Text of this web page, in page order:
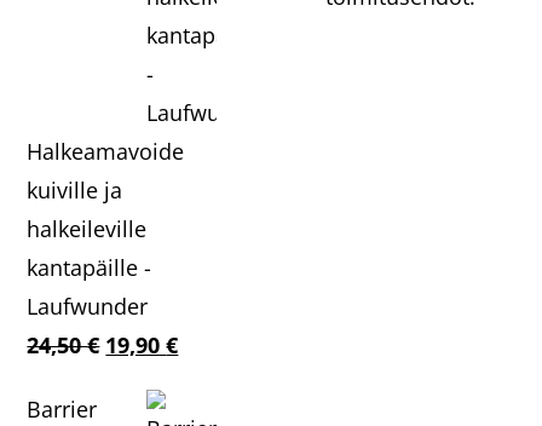
Halkeamavoide
kuiville ja
halkeileville
kantapäille -
Laufwunder
24,50€ Alkuperäinen
hinta
19,90
hinta